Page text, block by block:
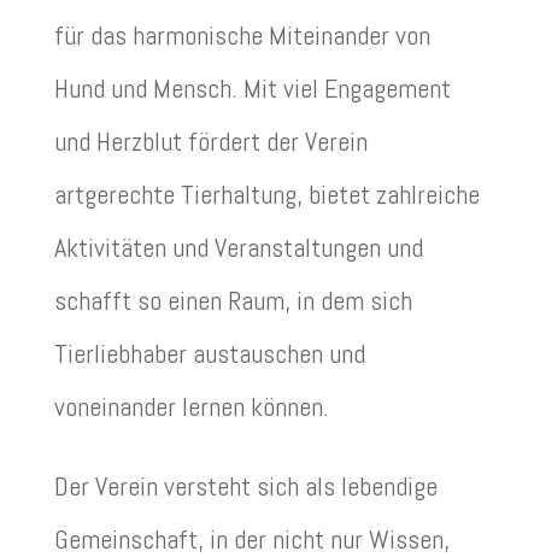
für das harmonische Miteinander von
Hund und Mensch. Mit viel Engagement
und Herzblut fördert der Verein
artgerechte Tierhaltung, bietet zahlreiche
Aktivitäten und Veranstaltungen und
schafft so einen Raum, in dem sich
Tierliebhaber austauschen und
voneinander lernen können.
Der Verein versteht sich als lebendige
Gemeinschaft, in der nicht nur Wissen,